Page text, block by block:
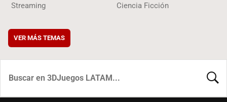
Streaming Ciencia Ficción
VER MÁS TEMAS